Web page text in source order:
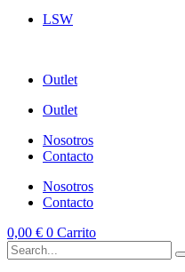
LSW
Outlet
Outlet
Nosotros
Contacto
Nosotros
Contacto
0,00 € 0 Carrito